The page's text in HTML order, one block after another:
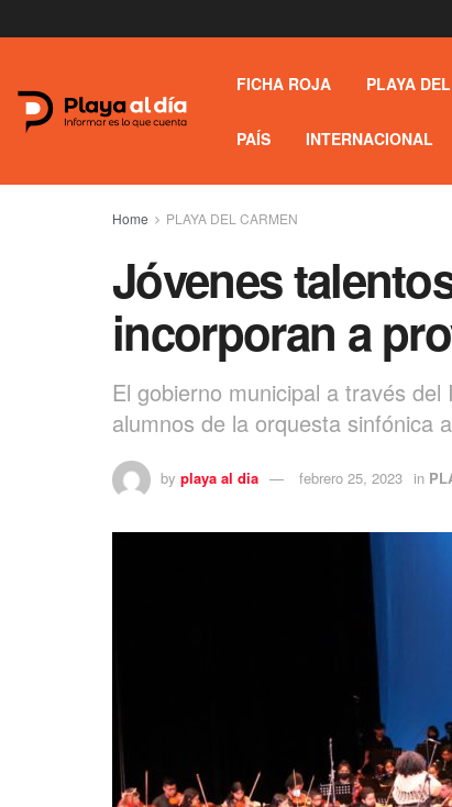
FICHA ROJA PLAYA
PAÍS INTERNACIONAL
Home PLAYA DEL CARMEN
Jóvenes
incorporan a
El gobierno municipal a través
alumnos de la orquesta sinfónica
by playa al dia febrero 25, 2023 in